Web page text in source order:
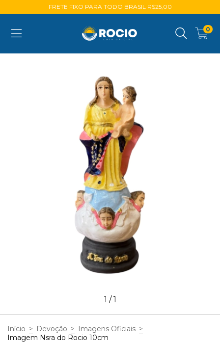
FRETE FIXO PARA TODO BRASIL R$25,00
0
1 /1
Início > Devoção > Imagens Oficiais >
Imagem Nsra do Rocio 10cm